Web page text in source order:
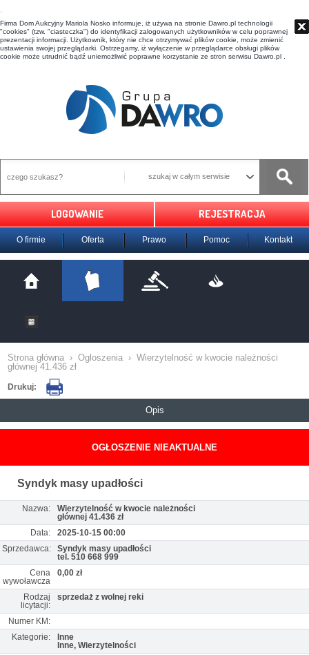
t
Firma Dom Aukcyjny Mariola Nosko informuje, iż używa na stronie Dawro.pl technologii
"cookies" (tzw. "ciasteczka") do identyfikacji zalogowanych użytkowników w celu poprawnej
prezentacji informacji. Użytkownik, który nie chce otrzymywać plików cookie, może zmienić
ustawienia swojej przeglądarki. Ostrzegamy, iż wyłączenie w przeglądarce obsługi plików
cookie może utrudnić bądź uniemożliwić poprawne korzystanie ze stron serwisu Dawro.pl .
szukaj w całym serwisie
LOGOWANIE REJESTRACJA
O firmie Oferta Prawo Pomoc Kontakt
Strona główna › Ogloszenia › Wierzytelność w kwocie należności
głównej 41.436 zł
Drukuj:
Opis
OGŁOSZENIE NIEAKTUALNE
Syndyk masy upadłości
Nazwa:
Wierzytelność w kwocie należności
głównej 41.436 zł
Data:
2025-10-15 00:00
Sprzedawca:
Syndyk masy upadłości
tel. 510 668 999
Cena
wywoławcza
0,00 zł
Rodzaj
licytacji:
sprzedaż z wolnej reki
Numer KM:
Kategorie:
Inne
Inne, Wierzytelności